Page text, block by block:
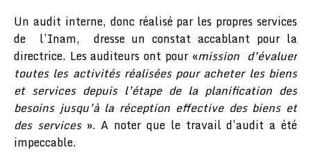
Un audit interne, donc réalisé par les propres services
de l’Inam, dresse un constat accablant pour la
directrice. Les auditeurs ont pour «mission d’évaluer
toutes les activités réalisées pour acheter les biens
et services depuis l’étape de la planification des
besoins jusqu’à la réception effective des biens et
des services». A noter que le travail d’audit a été
impeccable.